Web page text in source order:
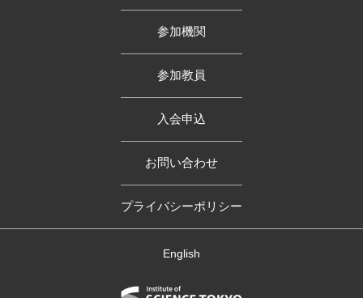
参加機関
参加教員
入会申込
お問い合わせ
プライバシーポリシー
English